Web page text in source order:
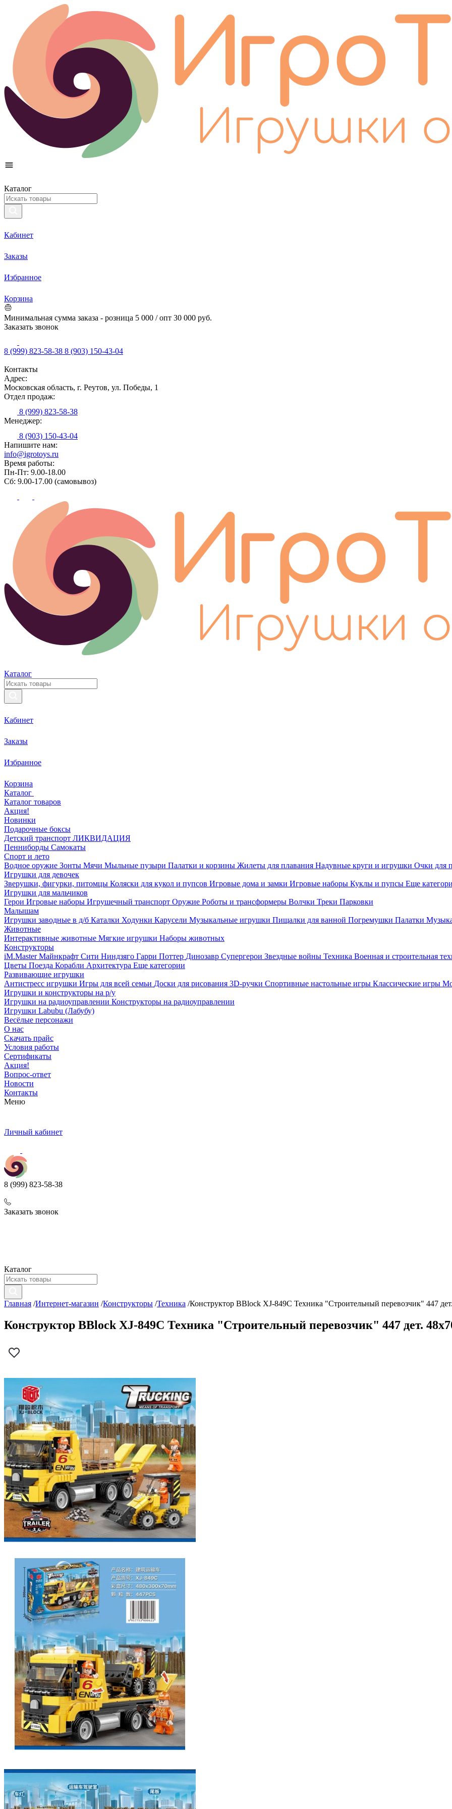
Каталог
Кабинет
Заказы
Избранное
Корзина
Минимальная сумма заказа - розница 5 000 / опт 30 000 руб.
Заказать звонок
8 (999) 823-58-38 8 (903) 150-43-04
Контакты
Адрес:
Московская область, г. Реутов, ул. Победы, 1
Отдел продаж:
8 (999) 823-58-38
Менеджер:
8 (903) 150-43-04
Напишите нам:
info@igrotoys.ru
Время работы:
Пн-Пт: 9.00-18.00
Сб: 9.00-17.00 (самовывоз)
Каталог
Кабинет
Заказы
Избранное
Корзина
Каталог
Каталог товаров
Акция!
Новинки
Подарочные боксы
Детский транспорт ЛИКВИДАЦИЯ
Пенниборды Самокаты
Спорт и лето
Водное оружие Зонты Мячи Мыльные пузыри Палатки и корзины Жилеты для плавания Надувные круги и игрушки Очки для
Игрушки для девочек
Зверушки, фигурки, питомцы Коляски для кукол и пупсов Игровые дома и замки Игровые наборы Куклы и пупсы Еще
Игрушки для мальчиков
Герои Игровые наборы Игрушечный транспорт Оружие Роботы и трансформеры Волчки Треки Парковки
Малышам
Игрушки заводные в д/б Каталки Ходунки Карусели Музыкальные игрушки Пищалки для ванной Погремушки Палатки
Животные
Интерактивные животные Мягкие игрушки Наборы животных
Конструкторы
iM.Master Майнкрафт Сити Ниндзяго Гарри Поттер Динозавр Супергерои Звездные войны Техника Военная и строительная
Цветы Поезда Корабли Архитектура Еще категории
Развивающие игрушки
Антистресс игрушки Игры для всей семьи Доски для рисования 3D-ручки Спортивные настольные игры Классические игры
Игрушки и конструкторы на р/у
Игрушки на радиоуправлении Конструкторы на радиоуправлении
Игрушки Labubu (Лабубу)
Весёлые персонажи
О нас
Скачать прайс
Условия работы
Сертификаты
Акция!
Вопрос-ответ
Новости
Контакты
Меню
Личный кабинет
8 (999) 823-58-38
Заказать звонок
Каталог
Главная /Интернет-магазин /Конструкторы /Техника /Конструктор BBlock XJ-849C Техника "Строительный перевозчик" 447
Конструктор BBlock XJ-849C Техника "Строительный перевозчик" 447 дет.